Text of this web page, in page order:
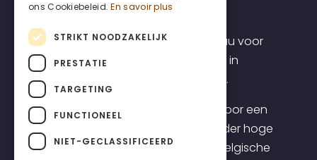
Incrediweb is een webdesign bureau voor
zelfstandigen en kmo's. Wij geloven in
transparantie en voorspelbaarheid.
Daarom bieden we websites aan voor een
transparante all-inclusive prijs, zonder hoge
opstartkosten, inclusief topklasse Belgische
ons Cookiebeleid. En savoir plus
STRIKT NOODZAKELIJK
PRESTATIE
TARGETING
FUNCTIONEEL
NIET-GECLASSIFICEERD